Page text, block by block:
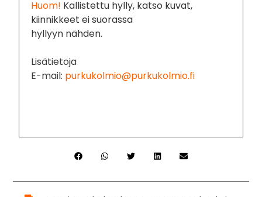
Huom! Kallistettu hylly, katso kuvat,
kiinnikkeet ei suorassa
hyllyyn nähden.
Lisätietoja
E-mail: purkukolmio@purkukolmio.fi